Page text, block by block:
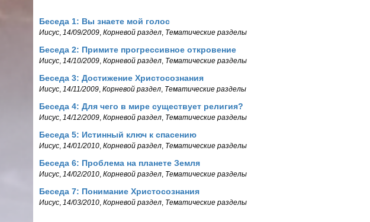
Беседа 1: Вы знаете мой голос
Иисус, 14/09/2009, Корневой раздел, Тематические разделы
Беседа 2: Примите прогрессивное откровение
Иисус, 14/10/2009, Корневой раздел, Тематические разделы
Беседа 3: Достижение Христосознания
Иисус, 14/11/2009, Корневой раздел, Тематические разделы
Беседа 4: Для чего в мире существует религия?
Иисус, 14/12/2009, Корневой раздел, Тематические разделы
Беседа 5: Истинный ключ к спасению
Иисус, 14/01/2010, Корневой раздел, Тематические разделы
Беседа 6: Проблема на планете Земля
Иисус, 14/02/2010, Корневой раздел, Тематические разделы
Беседа 7: Понимание Христосознания
Иисус, 14/03/2010, Корневой раздел, Тематические разделы